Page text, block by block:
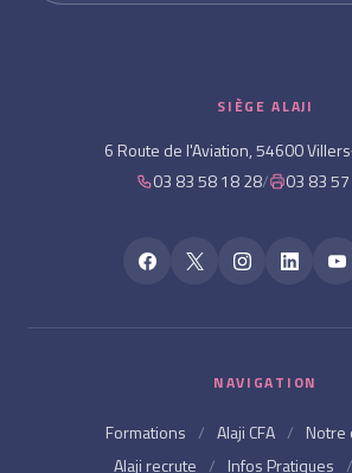
SIÈGE ALAJI
6 Route de l'Aviation, 54600
03 83 58 18 28/ 03 83
NAVIGATION
Formations / Alaji CFA / Notre
Alaji recrute / Infos Pratiques /